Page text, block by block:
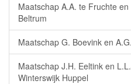
Maatschap A.A. te Fruchte
Beltrum
Maatschap G. Boevink en
Maatschap J.H. Eeltink en
Winterswijk Huppel